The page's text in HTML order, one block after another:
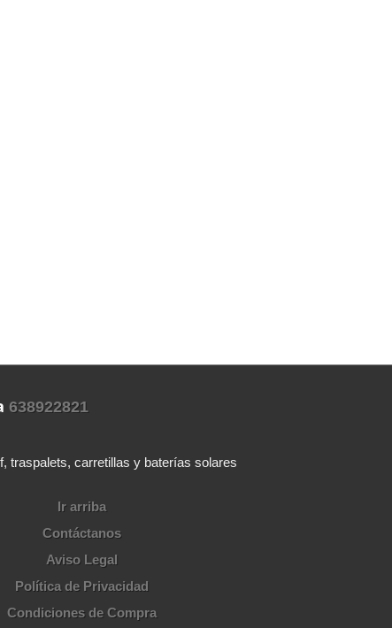
638922821
traspalets, carretillas y baterías solares
Ir arriba
Contáctanos
Aviso Legal
Política de Privacidad
Condiciones de Compra